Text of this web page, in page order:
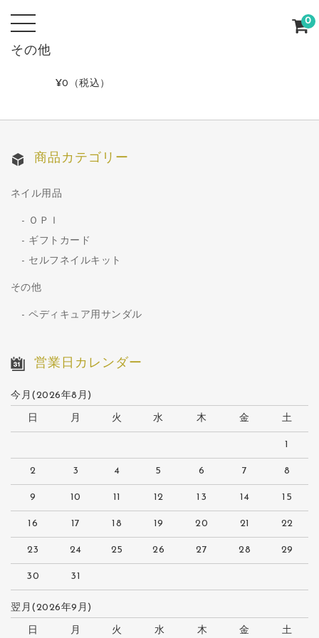
0
その他
¥0 （税込）
商品カテゴリー
ネイル用品
ＯＰＩ
ギフトカード
セルフネイルキット
その他
ペディキュア用サンダル
営業日カレンダー
今月(2026年8月)
日 月 火 水 木 金 土
1
2 3 4 5 6 7 8
9 10 11 12 13 14 15
16 17 18 19 20 21 22
23 24 25 26 27 28 29
30 31
翌月(2026年9月)
日 月 火 水 木 金 土